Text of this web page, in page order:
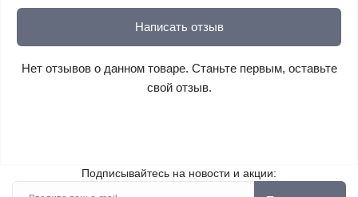
Написать отзыв
Нет отзывов о данном товаре. Станьте первым, оставьте
свой отзыв.
Подписывайтесь на новости и акции: